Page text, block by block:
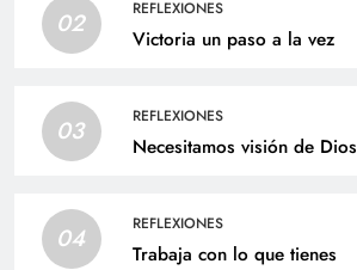
02 REFLEXIONES
Victoria un paso a la vez
03 REFLEXIONES
Necesitamos visión de Dios
04 REFLEXIONES
Trabaja con lo que tienes